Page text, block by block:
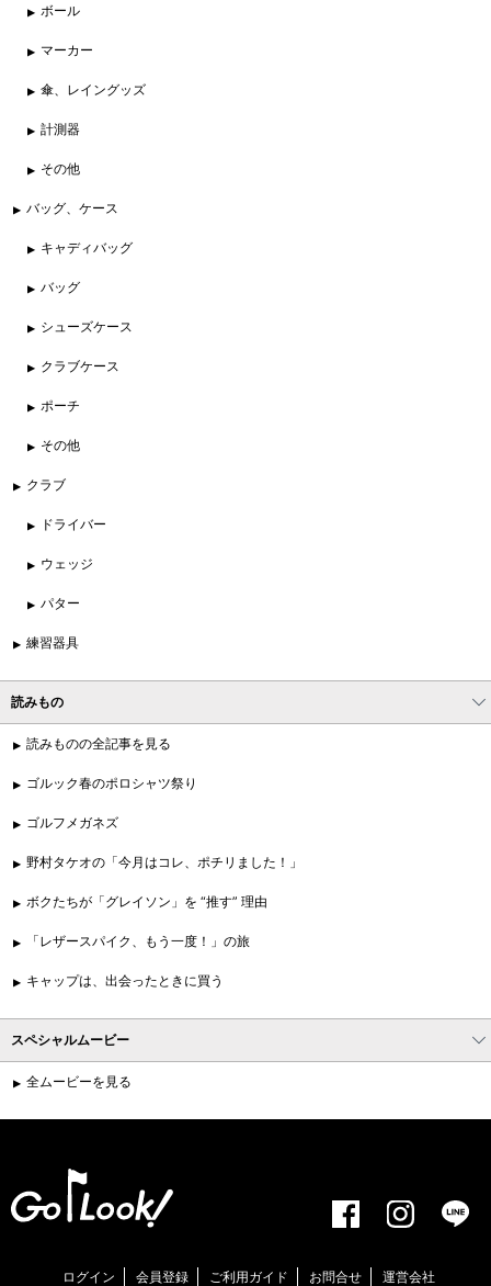
ボール
マーカー
傘、レイングッズ
計測器
その他
バッグ、ケース
キャディバッグ
バッグ
シューズケース
クラブケース
ポーチ
その他
クラブ
ドライバー
ウェッジ
パター
練習器具
読みもの
読みものの全記事を見る
ゴルック春のポロシャツ祭り
ゴルフメガネズ
野村タケオの「今月はコレ、ポチリました！」
ボクたちが「グレイソン」を “推す” 理由
「レザースパイク、もう一度！」の旅
キャップは、出会ったときに買う
スペシャルムービー
全ムービーを見る
ログイン 会員登録 ご利用ガイド お問合せ 運営会社